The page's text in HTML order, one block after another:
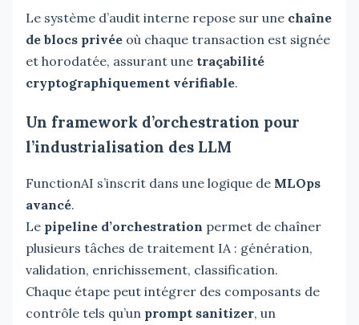
Le système d’audit interne repose sur une chaîne
de blocs privée où chaque transaction est signée
et horodatée, assurant une traçabilité
cryptographiquement vérifiable.
Un framework d’orchestration pour
l’industrialisation des LLM
FunctionAI s’inscrit dans une logique de MLOps
avancé.
Le pipeline d’orchestration permet de chaîner
plusieurs tâches de traitement IA : génération,
validation, enrichissement, classification.
Chaque étape peut intégrer des composants de
contrôle tels qu’un prompt sanitizer, un